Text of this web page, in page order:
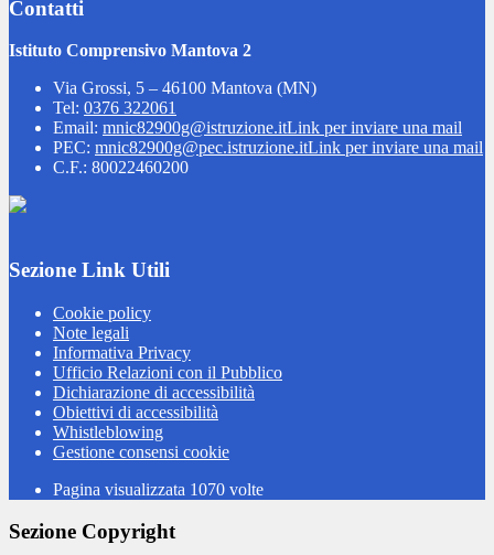
Contatti
Istituto Comprensivo Mantova 2
Via Grossi, 5 – 46100 Mantova (MN)
Tel: 0376 322061
Email: mnic82900g@istruzione.itLink per inviare una mail
PEC: mnic82900g@pec.istruzione.itLink per inviare una mail
C.F.: 80022460200
Sezione Link Utili
Cookie policy
Note legali
Informativa Privacy
Ufficio Relazioni con il Pubblico
Dichiarazione di accessibilità
Obiettivi di accessibilità
Whistleblowing
Gestione consensi cookie
Pagina visualizzata 1070 volte
Sezione Copyright